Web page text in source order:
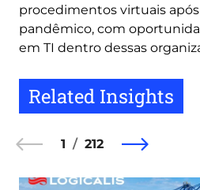
procedimentos virtuais
pandêmico, com
em TI dentro dessas
Related Insights
1 212